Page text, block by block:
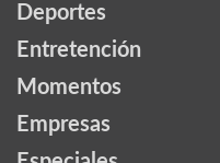
Deportes
Entretención
Momentos
Empresas